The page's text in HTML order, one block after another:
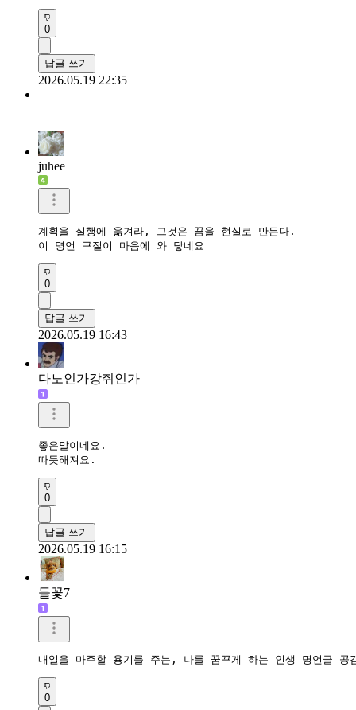
0
답글 쓰기
2026.05.19 22:35
juhee
계획을 실행에 옮겨라, 그것은 꿈을 현실로 만든다.
이 명언 구절이 마음에 와 닿네요
0
답글 쓰기
2026.05.19 16:43
다노인가강쥐인가
좋은말이네요.
따듯해져요.
0
답글 쓰기
2026.05.19 16:15
들꽃7
내일을 마주할 용기를 주는, 나를 꿈꾸게 하는 인생 명언글
0